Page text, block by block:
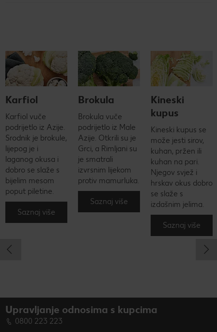
Karfiol
Karfiol vuče
podrijetlo iz Azije.
Srodnik je brokule,
lijepog je i
laganog okusa i
dobro se slaže s
bijelim mesom
poput piletine.
Saznaj više
Brokula
Brokula vuče
podrijetlo iz Male
Azije. Otkrili su je
Grci, a Rimljani su
je smatrali
izvrsnim lijekom
protiv mamurluka.
Saznaj više
Kineski
kupus
Kineski kupus se
može jesti sirov,
kuhan, pržen ili
kuhan na pari.
Njegov svjež i
hrskav okus dobro
se slaže s
izdašnim jelima.
Saznaj više
Upravljanje odnosima s kupcima
0800 223 223